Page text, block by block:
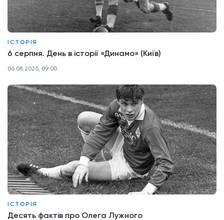
ІСТОРІЯ
6 серпня. День в історії «Динамо» (Київ)
06.08.2026, 09:00
ІСТОРІЯ
Десять фактів про Олега Лужного